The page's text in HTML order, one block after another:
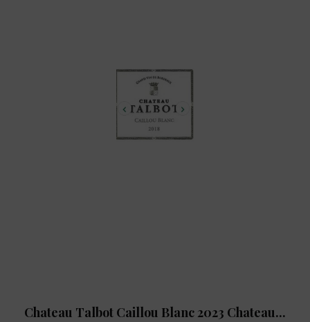
Chateau Talbot Caillou Blanc 2023 Chateau...